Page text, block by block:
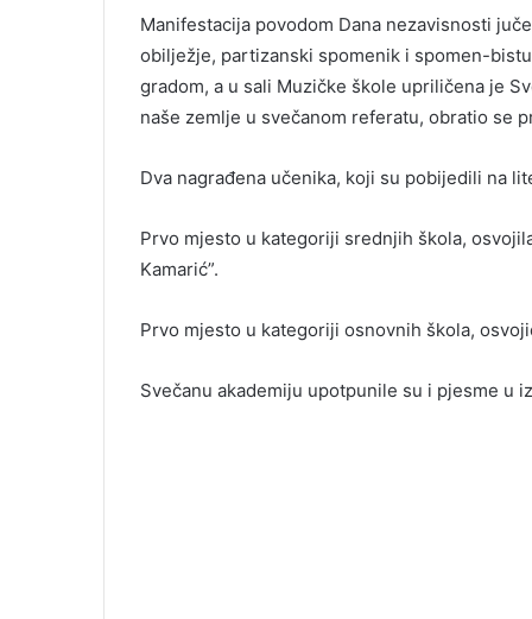
Manifestacija povodom Dana nezavisnosti
obilježje, partizanski spomenik i spomen-
gradom, a u sali Muzičke škole upriličena je
naše zemlje u svečanom referatu, obratio se
Dva nagrađena učenika, koji su pobijedili na
Prvo mjesto u kategoriji srednjih škola,
Kamarić”.
Prvo mjesto u kategoriji osnovnih škola,
Svečanu akademiju upotpunile su i pjesme u